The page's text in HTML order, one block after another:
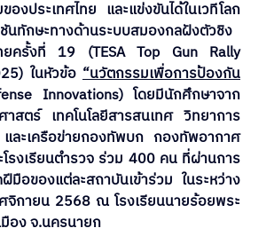
งประเทศไทย และแข่งขันได้ในเวทีโลก
นทักษะทางด้านระบบสมองกลฝังตัวชิง
ทยครั้งที่ 19 (TESA Top Gun Rally
ในหัวข้อ “นวัตกรรมเพื่อการป้องกัน
Innovations) โดยมีนักศึกษาจาก
สตร์ เทคโนโลยีสารสนเทศ วิทยาการ
ละเครือข่ายกองทัพบก กองทัพอากาศ
รงเรียนตำรวจ ร่วม 400 คน ที่ผ่านการ
มือของแต่ละสถาบันเข้าร่วม ในระหว่าง
กายน 2568 ณ โรงเรียนนายร้อยพระ
อง จ.นครนายก